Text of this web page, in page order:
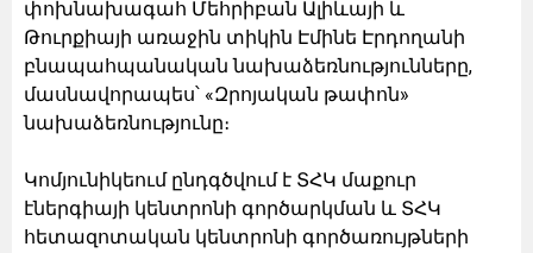
փոխնախագահ Մեհրիբան Ալիևայի և
Թուրքիայի առաջին տիկին Էմինե Էրդողանի
բնապահպանական նախաձեռնությունները,
մասնավորապես՝ «Զրոյական թափոն»
նախաձեռնությունը։
Կոմյունիկեում ընդգծվում է ՏՀԿ մաքուր
էներգիայի կենտրոնի գործարկման և ՏՀԿ
հետազոտական կենտրոնի գործառույթների